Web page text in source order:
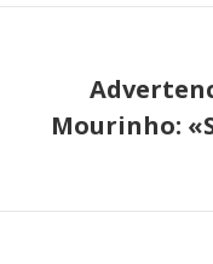
Publicación
Mourinho: